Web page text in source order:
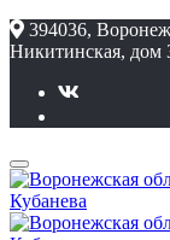
394036,
Никитинская, дом